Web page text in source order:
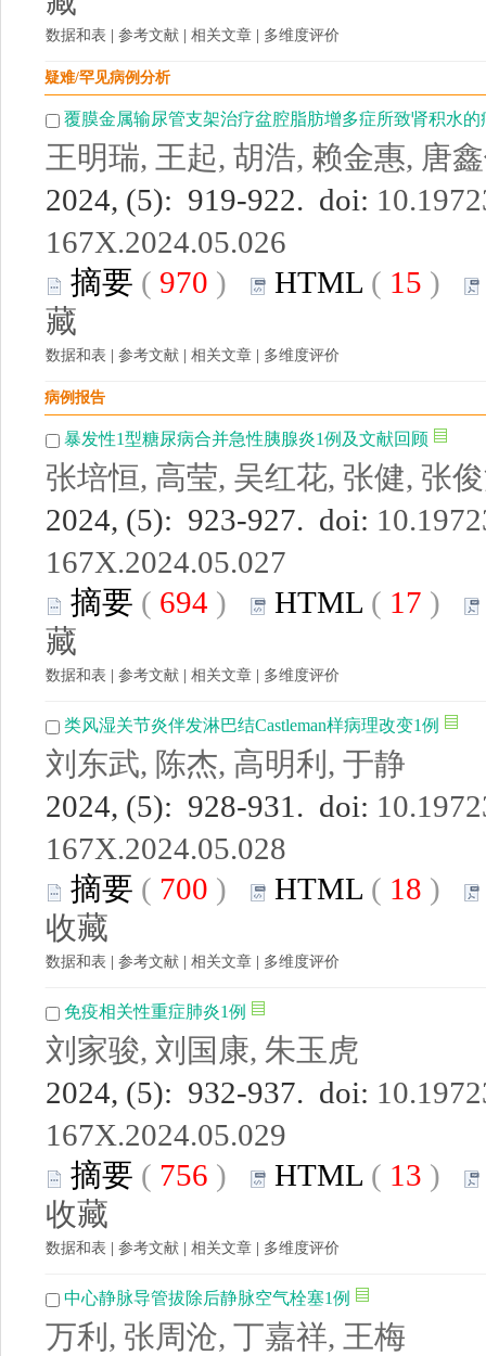
数据和表 参考文献 相关文章 多维度评价
疑难/罕见病例分析
覆膜金属输尿管支架治疗盆腔脂肪增多症所致肾积水的
王明瑞, 王起, 胡浩, 赖金惠, 唐
2024, (5): 919-922. doi:
167X.2024.05.026
摘要 ( 970 ) HTML ( 15 )
藏
数据和表 参考文献 相关文章 多维度评价
病例报告
暴发性1型糖尿病合并急性胰腺炎1例及文献回顾
张培恒, 高莹, 吴红花, 张健, 张
2024, (5): 923-927. doi:
167X.2024.05.027
摘要 ( 694 ) HTML ( 17 )
藏
数据和表 参考文献 相关文章 多维度评价
类风湿关节炎伴发淋巴结Castleman样病理改变1例
刘东武, 陈杰, 高明利, 于静
2024, (5): 928-931. doi:
167X.2024.05.028
摘要 ( 700 ) HTML ( 18 )
收藏
数据和表 参考文献 相关文章 多维度评价
免疫相关性重症肺炎1例
刘家骏, 刘国康, 朱玉虎
2024, (5): 932-937. doi:
167X.2024.05.029
摘要 ( 756 ) HTML ( 13 )
收藏
数据和表 参考文献 相关文章 多维度评价
中心静脉导管拔除后静脉空气栓塞1例
万利, 张周沧, 丁嘉祥, 王梅